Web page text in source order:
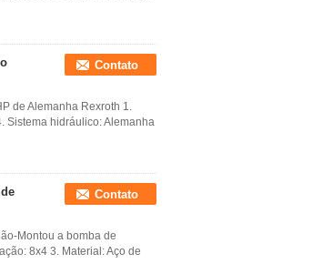
Contato
de Alemanha Rexroth 1.
Sistema hidráulico: Alemanha
Contato
Montou a bomba de
8x4 3. Material: Aço de